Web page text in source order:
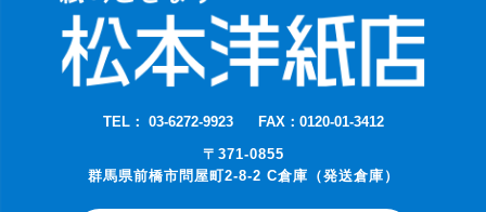
TEL： 03-6272-9923
FAX：0120-01-3412
〒371-0855
群馬県前橋市問屋町2-8-2 C倉庫（発送倉庫）